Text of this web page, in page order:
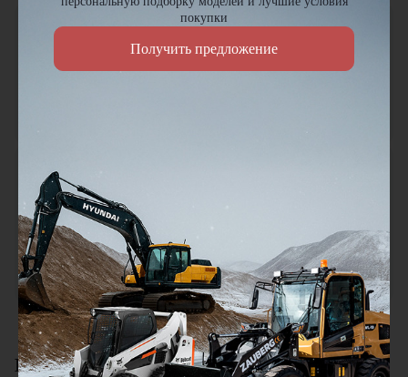
Смотреть все отзывы
Петр Артамонов
19.01.2026
ГЖ
18.01.2026
Мини погрузчик в работе понравился, хорошая
универсальная техника. Отличное соотношение цены и
качества. Отдельный плюс это внимательное отношение к
клиентам.
Видеоотзывы
покупки
Получить предложение